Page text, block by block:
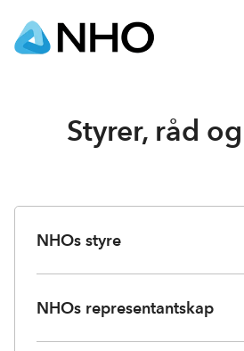
Styrer, råd
NHOs styre
NHOs representantskap